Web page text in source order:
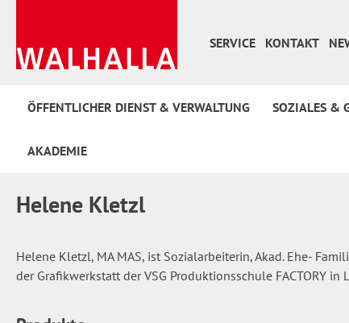
SERVICE
KONTAKT
ÖFFENTLICHER DIENST & VERWALTUNG SOZIALES &
AKADEMIE
Helene Kletzl
Helene Kletzl, MA MAS, ist Sozialarbeiterin, Akad. Ehe-
der Grafikwerkstatt der VSG Produktionsschule FACTORY